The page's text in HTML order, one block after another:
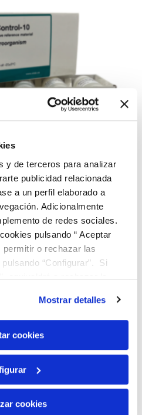
y de terceros para analizar
publicidad relacionada
a un perfil elaborado a
Adicionalmente
de redes sociales.
pulsando “ Aceptar
permitir o rechazar las
“Configurar”. Si
equivaldrá a rechazar la
el sitio web funcione y que
Puedes consultar
Política de Cookies
Mostrar detalles
cookies
cookies
Extra Alto-Farma C.